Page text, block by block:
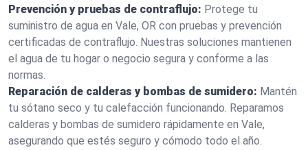
Prevención y pruebas de contraflujo: Protege tu
suministro de agua en Vale, OR con pruebas y prevención
certificadas de contraflujo. Nuestras soluciones mantienen
el agua de tu hogar o negocio segura y conforme a las
normas.
Reparación de calderas y bombas de sumidero: Mantén
tu sótano seco y tu calefacción funcionando. Reparamos
calderas y bombas de sumidero rápidamente en Vale,
asegurando que estés seguro y cómodo todo el año.